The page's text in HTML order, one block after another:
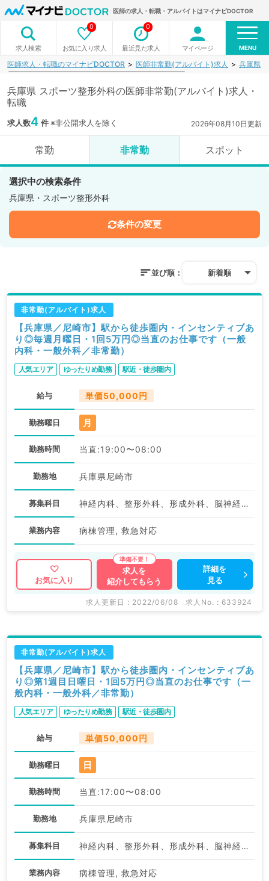
医師の求人・転職・アルバイトはマイナビDOCTOR
求人検索 お気に入り求人
0
最近見た求人
0
マイページ MENU
医師求人・転職のマイナビDOCTOR 医師非常勤(アルバイト)求人 兵庫県
兵庫県 スポーツ整形外科の医師非常勤(アルバイト)求人・
転職
求人数4 件※非公開求人を除く 2026年08月10日更新
常勤 非常勤 スポット
選択中の検索条件
兵庫県・スポーツ整形外科
条件の変更
並び順： 新着順
非常勤(アルバイト)求人
【兵庫県／尼崎市】駅から徒歩圏内・インセンティブあ
り◎毎週月曜日・1回5万円◎当直のお仕事です（一般
内科・一般外科／非常勤）
人気エリア ゆったりめ勤務 駅近・徒歩圏内
給与 単価50,000円
勤務曜日 月
勤務時間 当直:19:00〜08:00
勤務地 兵庫県尼崎市
募集科目 神経内科、整形外科、形成外科、脳神経外科、呼吸器外科、心臓血管外科、小児外科、泌尿器科、一般内科、循環器内科、呼吸器内科、消化器内科、内分泌・代謝内科、腎臓内科、老年内科、血液内科、外科系全般、一般外科、消化器外科、乳腺外科、膠原病科、スポーツ整形外科、大腸・肛門外科
業務内容 病棟管理, 救急対応
お気に入り
求人を
紹介してもらう
詳細を
見る
求人更新日 : 2022/06/08 求人No. : 633924
非常勤(アルバイト)求人
【兵庫県／尼崎市】駅から徒歩圏内・インセンティブあ
り◎第1週目日曜日・1回5万円◎当直のお仕事です（一
般内科・一般外科／非常勤）
人気エリア ゆったりめ勤務 駅近・徒歩圏内
給与 単価50,000円
勤務曜日 日
勤務時間 当直:17:00〜08:00
勤務地 兵庫県尼崎市
募集科目 神経内科、整形外科、形成外科、脳神経外科、呼吸器外科、心臓血管外科、小児外科、泌尿器科、一般内科、循環器内科、呼吸器内科、消化器内科、内分泌・代謝内科、腎臓内科、老年内科、血液内科、外科系全般、一般外科、消化器外科、乳腺外科、膠原病科、スポーツ整形外科、大腸・肛門外科
業務内容 病棟管理, 救急対応